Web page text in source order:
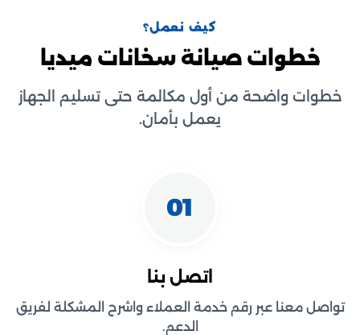
كيف نعمل؟
خطوات صيانة سخانات ميديا
خطوات واضحة من أول مكالمة حتى تسليم الجهاز
يعمل بأمان.
01
اتصل بنا
تواصل معنا عبر رقم خدمة العملاء واشرح المشكلة لفريق
الدعم.